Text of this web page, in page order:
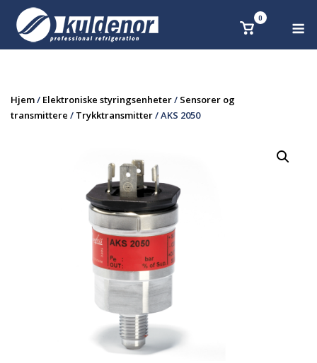
content
Se 0
Hjem/ Elektroniske styringsenheter/ Sensorer og
transmittere / Trykktransmitter/ AKS 2050